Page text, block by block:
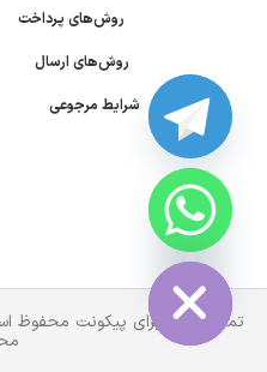
روش‌های پرداخت
روش‌های ارسال
شرایط مرجوعی
تمام حقوق برای پیکونت محفوظ
HIDE
CHATY